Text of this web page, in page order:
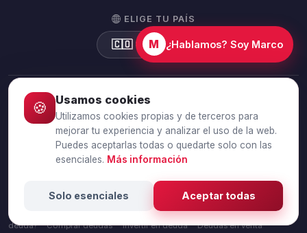
ELIGE TU PAÍS
🇨🇴 Colombia
© 2026 Debtalia.com. Todos los derechos reservados.
Conexión segura SSL · Pago seguro con Stripe
Vender deuda de particular
Vender cartera de
Calculadora de venta de deudas
deuda?
Comprar deudas Invertir en deuda Deudas en venta
M ¿Hablamos? Soy Marco
🍪 Usamos cookies
Utilizamos cookies propias y de terceros para
mejorar tu experiencia y analizar el uso de la web.
Puedes aceptarlas todas o quedarte solo con las
esenciales. Más información
Solo esenciales Aceptar todas